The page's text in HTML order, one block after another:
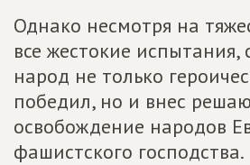
Однако несмотря на
все жестокие испытания,
народ не только
победил, но и внес
освобождение народов
фашистского господства.